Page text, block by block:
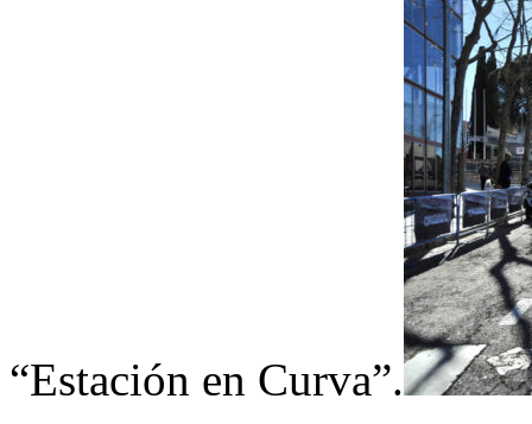
“Estación en Curva”.